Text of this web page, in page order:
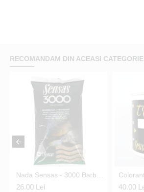
RECOMANDAM DIN ACEASI CATEGORIE
Nada Sensas - 3000 Barbel Formage 1kg
26.00 Lei 40.00 Lei